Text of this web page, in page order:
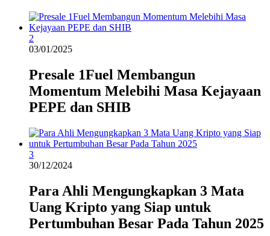
2
03/01/2025
Presale 1Fuel Membangun
Momentum Melebihi Masa Kejayaan
PEPE dan SHIB
3
30/12/2024
Para Ahli Mengungkapkan 3 Mata
Uang Kripto yang Siap untuk
Pertumbuhan Besar Pada Tahun 2025